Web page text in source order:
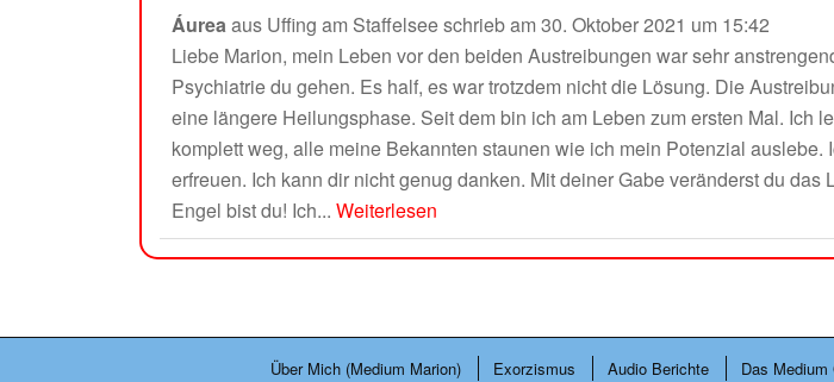
Áureaaus Uffing am Staffelseeschrieb am 30. Oktober 2021 um 15:42
Liebe Marion, mein Leben vor den beiden Austreibungen war sehr
Psychiatrie du gehen. Es half, es war trotzdem nicht die Lösung. Die
eine längere Heilungsphase. Seit dem bin ich am Leben zum ersten Mal. Ich
komplett weg, alle meine Bekannten staunen wie ich mein Potenzial
erfreuen. Ich kann dir nicht genug danken. Mit deiner Gabe veränderst du
Engel bist du! Ich...Weiterlesen
Über Mich (Medium Marion) Exorzismus Audio Berichte Das Medium